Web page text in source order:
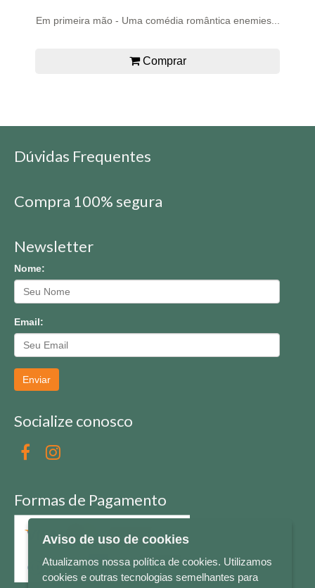
Em primeira mão - Uma comédia romântica enemies...
Comprar
Dúvidas Frequentes
Compra 100% segura
Newsletter
Nome:
Email:
Enviar
Socialize conosco
Formas de Pagamento
Aviso de uso de cookies
Atualizamos nossa política de cookies. Utilizamos
cookies e outras tecnologias semelhantes para